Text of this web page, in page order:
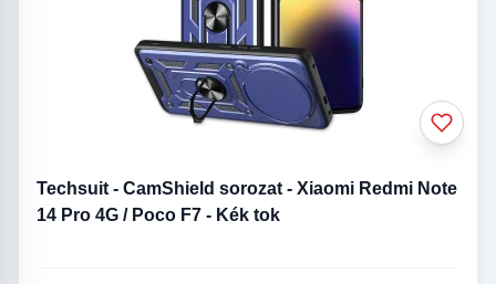
Techsuit - CamShield sorozat - Xiaomi Redmi Note
14 Pro 4G / Poco F7 - Kék tok